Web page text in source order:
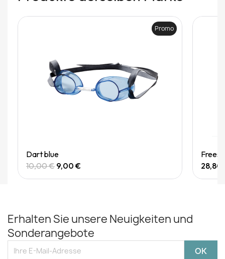
Promo
Dart blue
10,00 € 9,00 €
28,80
Erhalten Sie unsere Neuigkeiten und
Sonderangebote